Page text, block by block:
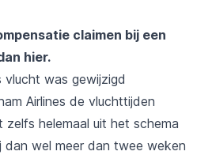
claimen bij een
hier.
vlucht was gewijzigd
Airlines de vluchttijden
helemaal uit het schema
dan wel meer dan twee weken